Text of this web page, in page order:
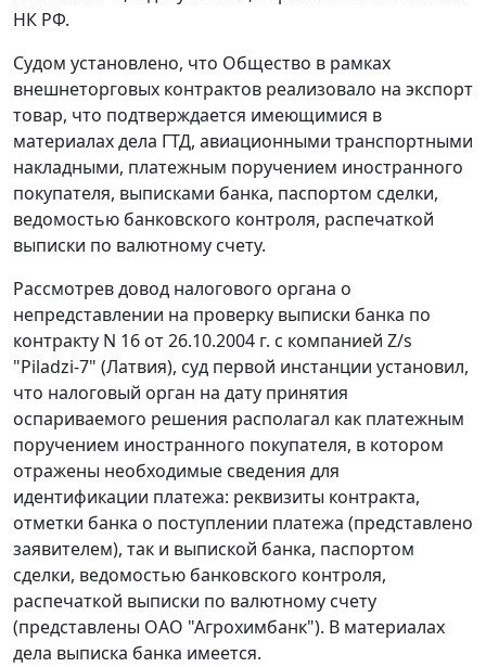
НК РФ.
Судом установлено, что Общество в рамках
внешнеторговых контрактов реализовало на экспорт
товар, что подтверждается имеющимися в
материалах дела ГТД, авиационными транспортными
накладными, платежным поручением иностранного
покупателя, выписками банка, паспортом сделки,
ведомостью банковского контроля, распечаткой
выписки по валютному счету.
Рассмотрев довод налогового органа о
непредставлении на проверку выписки банка по
контракту N 16 от 26.10.2004 г. с компанией Z/s
"Piladzi-7" (Латвия), суд первой инстанции установил,
что налоговый орган на дату принятия
оспариваемого решения располагал как платежным
поручением иностранного покупателя, в котором
отражены необходимые сведения для
идентификации платежа: реквизиты контракта,
отметки банка о поступлении платежа (представлено
заявителем), так и выпиской банка, паспортом
сделки, ведомостью банковского контроля,
распечаткой выписки по валютному счету
(представлены ОАО "Агрохимбанк"). В материалах
дела выписка банка имеется.